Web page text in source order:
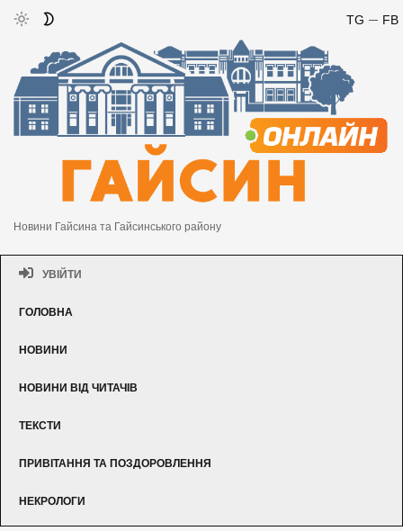
FB
TG
Новини Гайсина та Гайсинського району
УВІЙТИ
ГОЛОВНА
НОВИНИ
НОВИНИ ВІД ЧИТАЧІВ
ТЕКСТИ
ПРИВІТАННЯ ТА ПОЗДОРОВЛЕННЯ
НЕКРОЛОГИ